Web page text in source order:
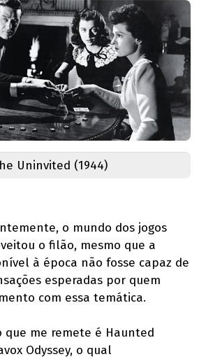
Uninvited (1944)
o mundo dos jogos
o filão, mesmo que a
à época não fosse capaz de
esperadas por quem
com essa temática.
me remete é Haunted
Odyssey, o qual